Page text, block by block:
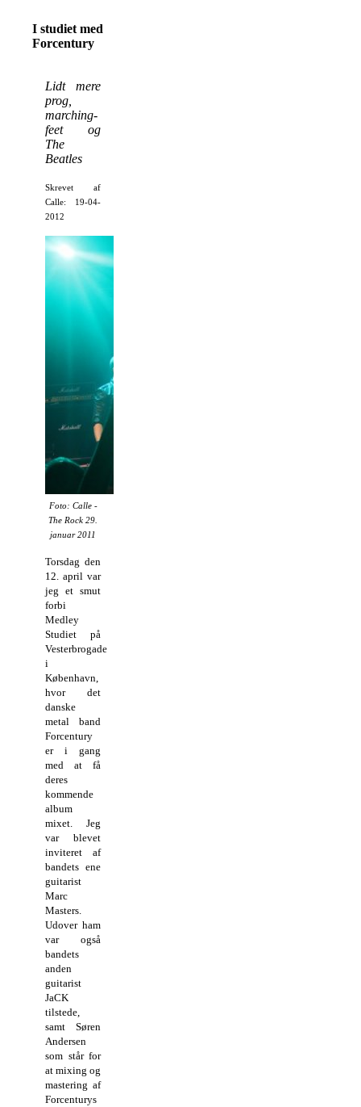
I studiet med
Forcentury
Lidt mere
prog,
marching-
feet og
The
Beatles
Skrevet af
Calle: 19-04-
2012
Foto: Calle -
The Rock 29.
januar 2011
Torsdag den
12. april var
jeg et smut
forbi
Medley
Studiet på
Vesterbrogade
i
København,
hvor det
danske
metal band
Forcentury
er i gang
med at få
deres
kommende
album
mixet. Jeg
var blevet
inviteret af
bandets ene
guitarist
Marc
Masters.
Udover ham
var også
bandets
anden
guitarist
JaCK
tilstede,
samt Søren
Andersen
som står for
at mixing og
mastering af
Forcenturys